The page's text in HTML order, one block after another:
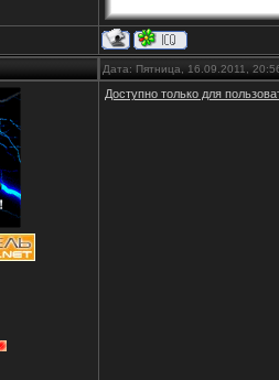
Дата: Пятница, 16.09.2011,
Доступно только для